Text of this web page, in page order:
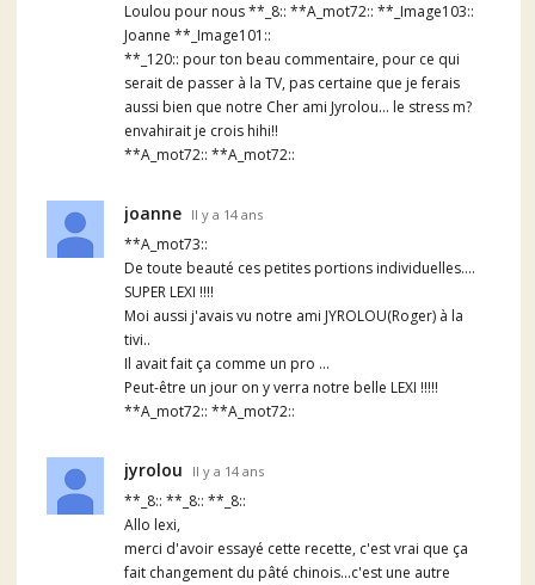
Loulou pour nous **_8:: **A_mot72:: **_Image103::
Joanne **_Image101::
**_120:: pour ton beau commentaire, pour ce qui
serait de passer à la TV, pas certaine que je ferais
aussi bien que notre Cher ami Jyrolou... le stress m?
envahirait je crois hihi!!
**A_mot72:: **A_mot72::
joanne Il y a 14 ans
**A_mot73::
De toute beauté ces petites portions individuelles....
SUPER LEXI !!!!
Moi aussi j'avais vu notre ami JYROLOU(Roger) à la
tivi..
Il avait fait ça comme un pro ...
Peut-être un jour on y verra notre belle LEXI !!!!!
**A_mot72:: **A_mot72::
jyrolou Il y a 14 ans
**_8:: **_8:: **_8::
Allo lexi,
merci d'avoir essayé cette recette, c'est vrai que ça
fait changement du pâté chinois...c'est une autre